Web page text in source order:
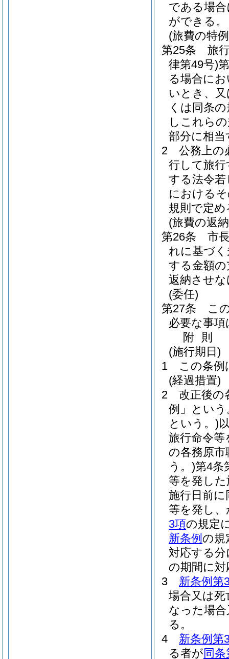
である場
ができる。
(旅費の特
第25条
旅
律第49号)
る場合に
いとき、
くは同条
しこれら
部分に相
2
公務上の
行して旅
する法令
における
規則で定め
(旅費の返
第26条
市
れに基づ
する金額
返納させ
(委任)
第27条
こ
必要な事
附 則
(施行期日)
1
この条例
(経過措置)
2
改正後の
例」という
という。)
旅行命令
の各務原
う。)第4条
等を発し
施行日前
等を発し
3項の規定
新条例 の規
対応する
の期間に
3
新条例第
場合又は
なった場
る。
4
新条例第
る者が同